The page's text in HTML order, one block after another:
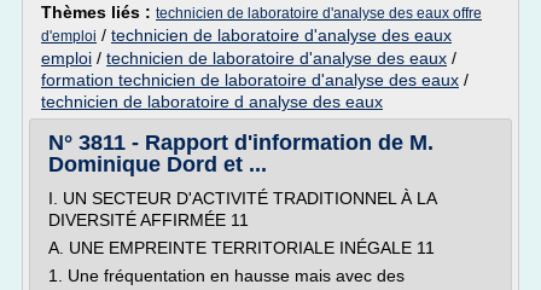
Thèmes liés : technicien de laboratoire d'analyse des eaux offre
d'emploi / technicien de laboratoire d'analyse des eaux
emploi / technicien de laboratoire d'analyse des eaux /
formation technicien de laboratoire d'analyse des eaux /
technicien de laboratoire d analyse des eaux
N° 3811 - Rapport d'information de M.
Dominique Dord et ...
I. UN SECTEUR D'ACTIVITÉ TRADITIONNEL À LA
DIVERSITÉ AFFIRMÉE 11
A. UNE EMPREINTE TERRITORIALE INÉGALE 11
1. Une fréquentation en hausse mais avec des